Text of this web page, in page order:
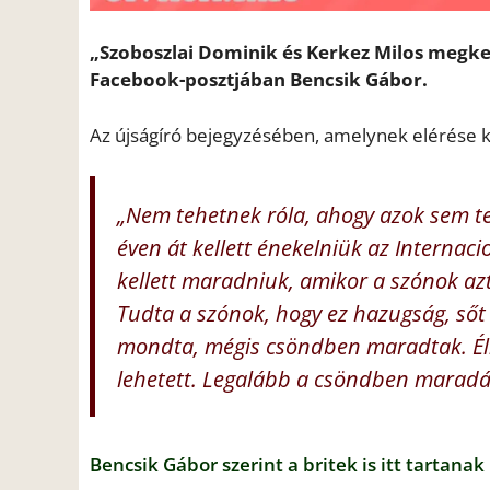
„Szoboszlai Dominik és Kerkez Milos
Facebook-posztjában Bencsik Gábor.
Az újságíró bejegyzésében, amelynek
„Nem tehetnek róla, ahogy azok sem
éven át kellett énekelniük az
kellett maradniuk, amikor a szónok
Tudta a szónok, hogy ez hazugság,
mondta, mégis csöndben maradtak.
lehetett. Legalább a csöndben
Bencsik Gábor szerint a britek is itt tartanak